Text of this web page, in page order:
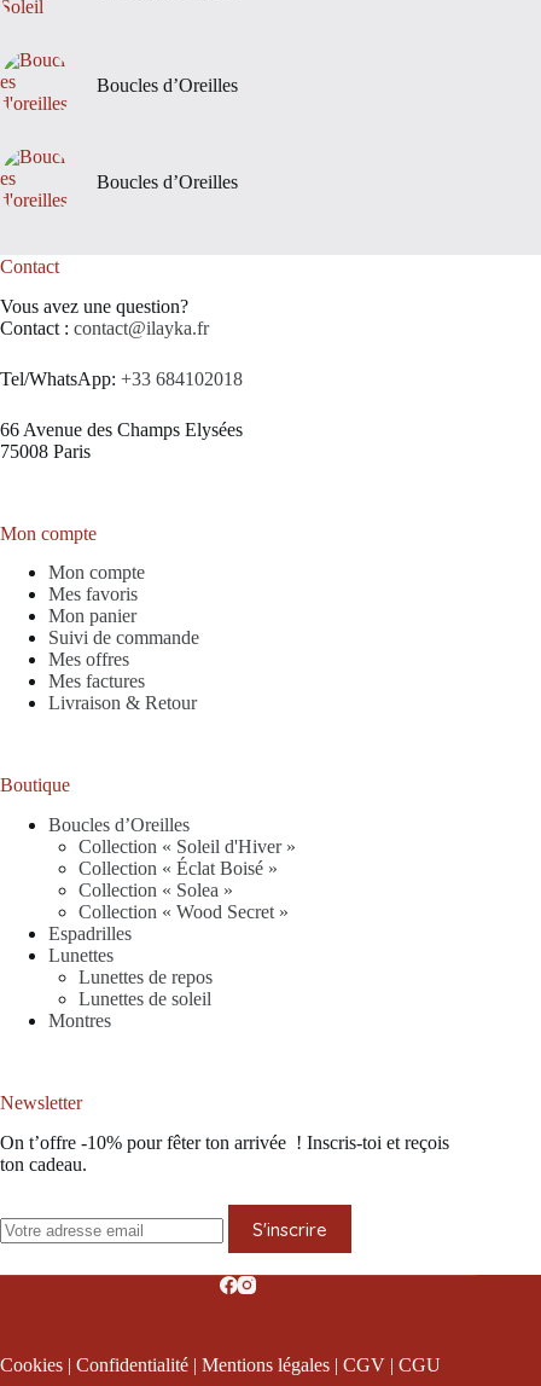
Boucles d’Oreilles
Boucles d’Oreilles
Contact
Vous avez une question?
Contact : contact@ilayka.fr
Tel/WhatsApp: +33 684102018
66 Avenue des Champs Elysées
75008 Paris
Mon compte
Mon compte
Mes favoris
Mon panier
Suivi de commande
Mes offres
Mes factures
Livraison & Retour
Boutique
Boucles d’Oreilles
Collection « Soleil d'Hiver »
Collection « Éclat Boisé »
Collection « Solea »
Collection « Wood Secret »
Espadrilles
Lunettes
Lunettes de repos
Lunettes de soleil
Montres
Newsletter
On t’offre -10% pour fêter ton arrivée ! Inscris-toi et reçois
ton cadeau.
S'inscrire
Cookies | Confidentialité | Mentions légales | CGV | CGU